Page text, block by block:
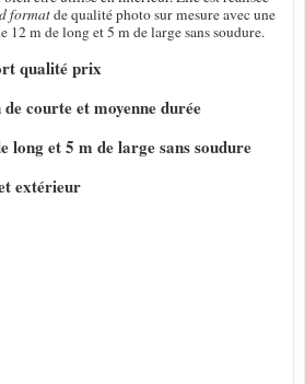
formatde qualité photo sur mesure avec une
12 m de long et 5 m de large sans soudure.
qualité prix
courte et moyenne durée
long et 5 m de large sans soudure
extérieur